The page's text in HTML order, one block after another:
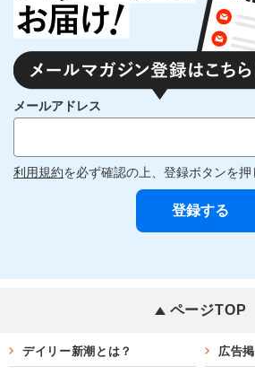
メールアドレス
利用規約を必ず確認の上、登録ボタンを押
ページTOP
デイリー新潮とは？ 広告